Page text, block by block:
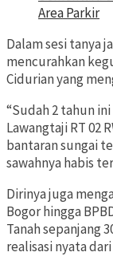
Area Parkir
Dalam sesi tanya
mencurahkan
Cidurian yang
“Sudah 2 tahun
Lawangtaji RT 02
bantaran sungai
sawahnya habis
Dirinya juga
Bogor hingga
Tanah sepanjang
realisasi nyata